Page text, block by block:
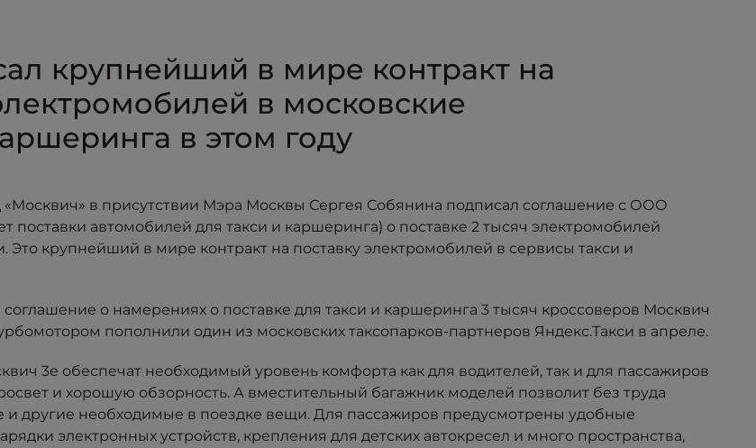
крупнейший в мире контракт на
в московские
в этом году
в присутствии Мэра Москвы Сергея Собянина подписал соглашение с ООО
поставки автомобилей для такси и каршеринга) о поставке 2 тысяч электромобилей
Это крупнейший в мире контракт на поставку электромобилей в сервисы такси и
о намерениях о поставке для такси и каршеринга 3 тысяч кроссоверов Москвич
пополнили один из московских таксопарков-партнеров Яндекс.Такси в апреле.
3е обеспечат необходимый уровень комфорта как для водителей, так и для пассажиров
и хорошую обзорность. А вместительный багажник моделей позволит без труда
и другие необходимые в поездке вещи. Для пассажиров предусмотрены удобные
электронных устройств, крепления для детских автокресел и много пространства,